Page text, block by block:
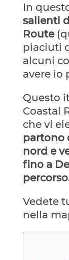
In
salienti
Route
piaciuti
alcuni
avere io
Questo
Coastal
che vi
partono
nord e
fino a
Vedete
nella